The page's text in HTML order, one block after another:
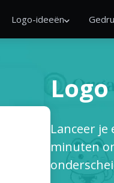
Logo-ideeën
Lanceer
minuten